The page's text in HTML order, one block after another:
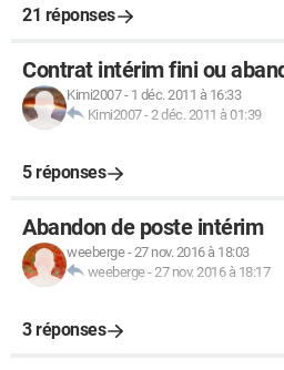
21 réponses
Contrat intérim fini ou
Kimi2007- 1 déc. 2011 à 16:33
Kimi2007-2 déc. 2011 à 01:39
5 réponses
Abandon de poste intérim
weeberge-27 nov. 2016 à 18:03
weeberge-27 nov. 2016 à 18:17
3 réponses